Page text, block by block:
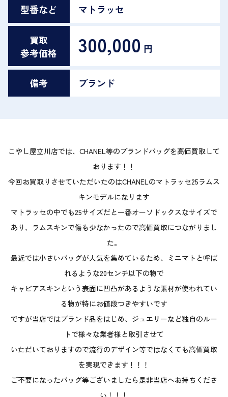
型番など マトラッセ
買取
参考価格
300,000 円
備考 ブランド
こやし屋立川店では、CHANEL等のブランドバッグを高価買取して
おります！！
今回お買取りさせていただいたのはCHANELのマトラッセ25ラムス
キンモデルになります
マトラッセの中でも25サイズだと一番オーソドックスなサイズで
あり、ラムスキンで傷も少なかったので高価買取につながりまし
た。
最近では小さいバッグが人気を集めているため、ミニマトと呼ば
れるような20センチ以下の物で
キャビアスキンという表面に凹凸があるような素材が使われてい
る物が特にお値段つきやすいです
ですが当店ではブランド品をはじめ、ジュエリーなど独自のルー
トで様々な業者様と取引させて
いただいておりますので流行のデザイン等ではなくても高価買取
を実現できます！！！
ご不要になったバッグ等ございましたら是非当店へお持ちくださ